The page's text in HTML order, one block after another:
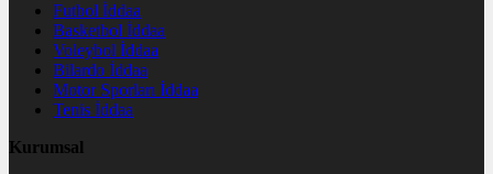
Futbol İddaa
Basketbol İddaa
Voleybol İddaa
Bilardo İddaa
Motor Sporları İddaa
Tenis İddaa
Kurumsal